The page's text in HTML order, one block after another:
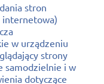
stron
internetowa)
w urządzeniu
strony
samodzielnie i w
dotyczące